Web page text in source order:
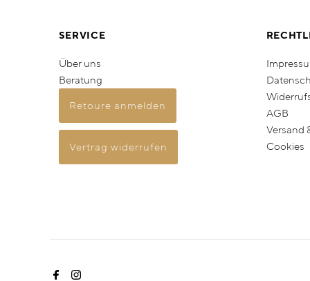
SERVICE
Über uns
Beratung
Retoure anmelden
Vertrag widerrufen
AGB
Versand
Cookies